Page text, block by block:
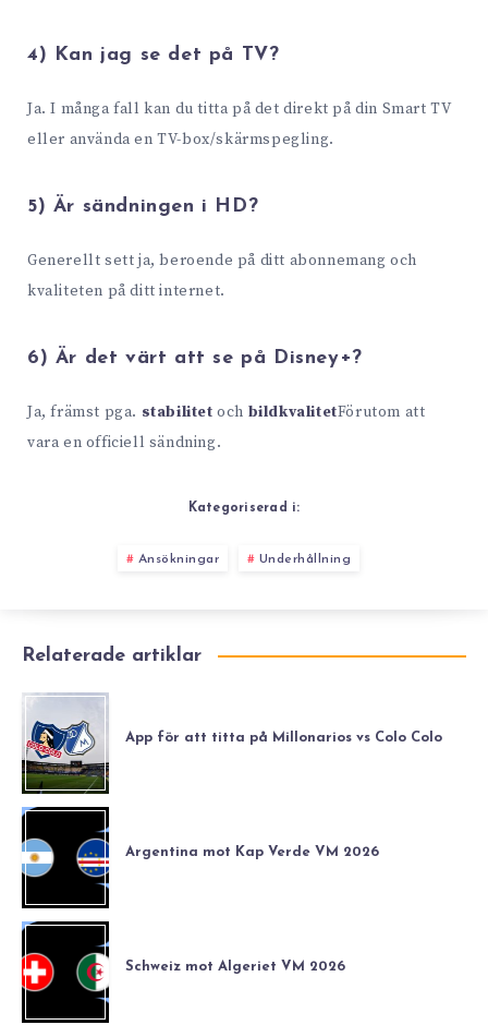
4) Kan jag se det på TV?
Ja. I många fall kan du titta på det direkt på din Smart TV
eller använda en TV-box/skärmspegling.
5) Är sändningen i HD?
Generellt sett ja, beroende på ditt abonnemang och
kvaliteten på ditt internet.
6) Är det värt att se på Disney+?
Ja, främst pga. stabilitet och bildkvalitetFörutom att
vara en officiell sändning.
Kategoriserad i:
Ansökningar Underhållning
Relaterade artiklar
App för att titta på Millonarios vs Colo Colo
Argentina mot Kap Verde VM 2026
Schweiz mot Algeriet VM 2026